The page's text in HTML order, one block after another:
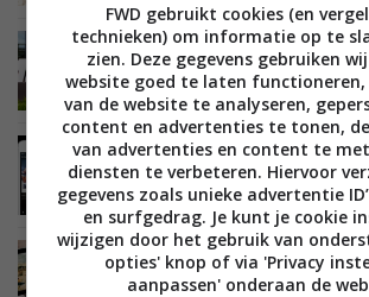
MOBILE
Microsoft-patent toont uit
controller voor tablets
MOBILE 18 MAART 2014
Sonos kondigt nieuw uiterlijk
app aan
MOBILE 12 JUNI 2013
iOS 7 krijgt ondersteuning
FWD gebruikt cookies (en
technieken) om informatie op te
zien. Deze gegevens gebruiken
website goed te laten
van de website te analyseren,
content en advertenties te tonen,
van advertenties en content te
diensten te verbeteren. Hiervoor
gegevens zoals unieke advertentie
en surfgedrag. Je kunt je cookie
wijzigen door het gebruik van
opties' knop of via 'Privacy
aanpassen' onderaan de